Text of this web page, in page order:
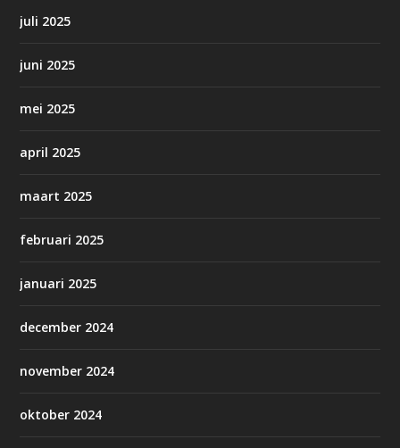
juli 2025
juni 2025
mei 2025
april 2025
maart 2025
februari 2025
januari 2025
december 2024
november 2024
oktober 2024